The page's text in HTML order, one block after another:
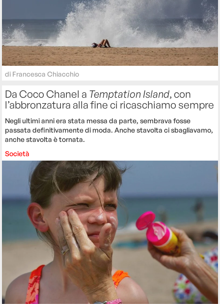
di Francesca Chiacchio
Da Coco Chanel a Temptation Island, con
l’abbronzatura alla fine ci ricaschiamo sempre
Negli ultimi anni era stata messa da parte, sembrava fosse
passata definitivamente di moda. Anche stavolta ci sbagliavamo,
anche stavolta è tornata.
Società